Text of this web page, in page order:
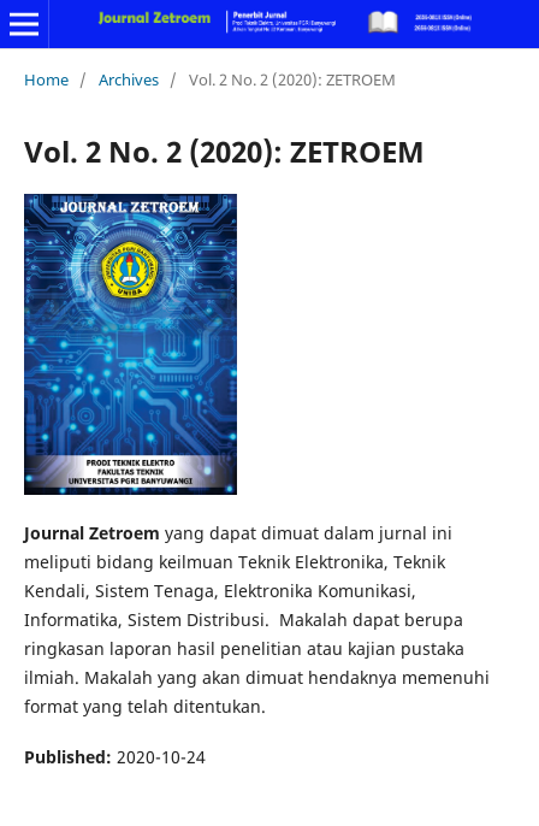
Home / Archives / Vol. 2 No. 2 (2020): ZETROEM
Vol. 2 No. 2 (2020): ZETROEM
Journal Zetroem yang dapat dimuat dalam jurnal ini
meliputi bidang keilmuan Teknik Elektronika, Teknik
Kendali, Sistem Tenaga, Elektronika Komunikasi,
Informatika, Sistem Distribusi. Makalah dapat berupa
ringkasan laporan hasil penelitian atau kajian pustaka
ilmiah. Makalah yang akan dimuat hendaknya memenuhi
format yang telah ditentukan.
Published: 2020-10-24